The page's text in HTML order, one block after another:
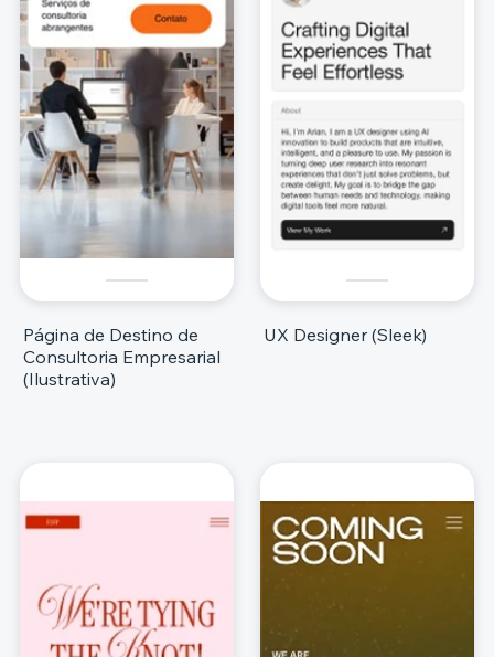
Página de Destino de
Consultoria Empresarial
(Ilustrativa)
UX Designer (Sleek)